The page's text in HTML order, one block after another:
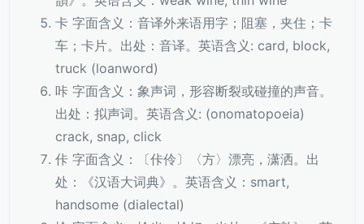
卡 字面含义：音译外来语用字；阻塞，夹住；卡
车；卡片。出处：音译。英语含义: card, block,
truck (loanword)
咔 字面含义：象声词，形容断裂或碰撞的声音。
出处：拟声词。英语含义: (onomatopoeia)
crack, snap, click
佧 字面含义：〔佧伶〕〈方〉漂亮，潇洒。出
处：《汉语大词典》。英语含义：smart,
handsome (dialectal)